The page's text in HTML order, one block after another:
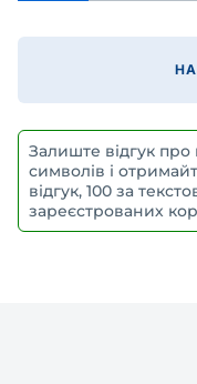
Залиште відгук
символів і
відгук, 100 за
зареєстрованих